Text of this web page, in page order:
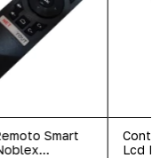
Smart
Lcd